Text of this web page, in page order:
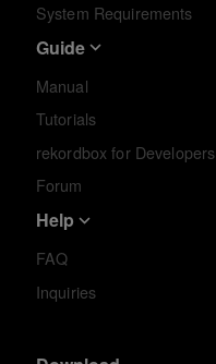
System Requirements
Guide
Manual
Tutorials
rekordbox for Developers
Forum
Help
FAQ
Inquiries